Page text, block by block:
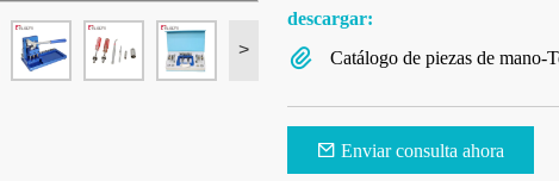
>
descargar:
Catálogo de piezas de mano-
Enviar consulta ahora